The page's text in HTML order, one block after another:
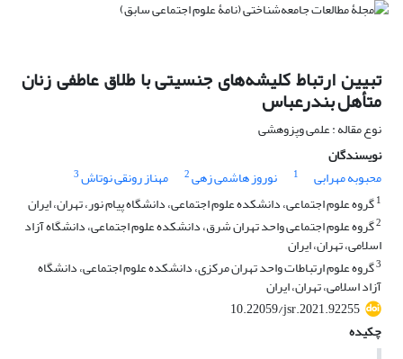
تبیین ارتباط کلیشه‌های جنسیتی با طلاق عاطفی زنان
متأهل بندرعباس
نوع مقاله : علمی وپزوهشی
نویسندگان
محبوبه مهرابی
1 نوروز هاشمی زهی2 مهناز رونقی نوتاش3
1گروه علوم اجتماعی، دانشکده علوم اجتماعی، دانشگاه پیام نور، تهران، ایران
2گروه علوم اجتماعی واحد تهران شرق، دانشکده علوم اجتماعی، دانشگاه آزاد
اسلامی، تهران، ایران
3گروه علوم ارتباطات واحد تهران مرکزی، دانشکده علوم اجتماعی، دانشگاه
آزاد اسلامی، تهران، ایران
10.22059/jsr.2021.92255
چکیده